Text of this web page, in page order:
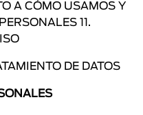
A CÓMO USAMOS Y
11.
DE DATOS